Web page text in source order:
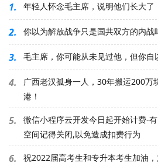
1. 年轻人怀念毛主席，说明他们长大了
2. 你以为解放战争只是国共双方的内战
3. 毛主席，你可能从未见过他，但你自
4.
广西老汉孤身一人，30年搬运200万
港！
5.
微信小程序云开发今日起开始计费-
空间记得关闭,以免造成扣费行为
6.
祝2022届高考生和专升本考生加油